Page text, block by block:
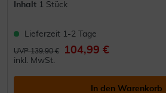
Inhalt 1 Stück
Lieferzeit 1-2 Tage
UVP 139,90 € 104,99 €
inkl. MwSt.
In den Warenkorb